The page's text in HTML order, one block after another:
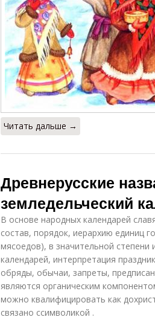
Читать дальше →
Древнерусские
земледельческий
В основе народных календарей
состав, порядок, иерархию единиц
мясоедов), в значительной
календарей, интерпретация
обряды, обычаи, запреты,
являются органическим
можно квалифицировать как
связано ссимволикой .